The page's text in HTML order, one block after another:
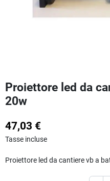
Proiettore led da
20w
47,03 €
Tasse incluse
Proiettore led da cantiere vb a